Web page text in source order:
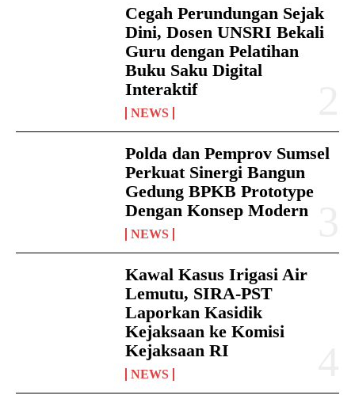
Cegah Perundungan Sejak
Dini, Dosen UNSRI Bekali
Guru dengan Pelatihan
Buku Saku Digital
Interaktif
NEWS
Polda dan Pemprov Sumsel
Perkuat Sinergi Bangun
Gedung BPKB Prototype
Dengan Konsep Modern
NEWS
Kawal Kasus Irigasi Air
Lemutu, SIRA-PST
Laporkan Kasidik
Kejaksaan ke Komisi
Kejaksaan RI
NEWS